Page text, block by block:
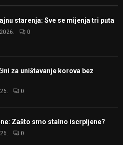
starenja: Sve se mijenja tri puta
0
za uništavanje korova bez
0
Zašto smo stalno iscrpljene?
0